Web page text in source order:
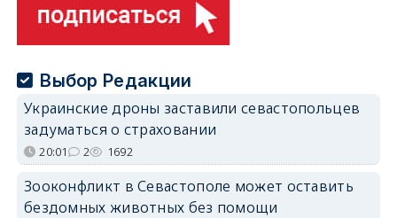
Выбор Редакции
Украинские дроны заставили севастопольцев
задуматься о страховании
20:01 2 1692
Зооконфликт в Севастополе может оставить
бездомных животных без помощи